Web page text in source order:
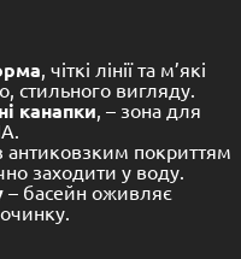
, чіткі лінії та м’які
стильного вигляду.
канапки, – зона для
антиковзким покриттям
заходити у воду.
– басейн оживляє